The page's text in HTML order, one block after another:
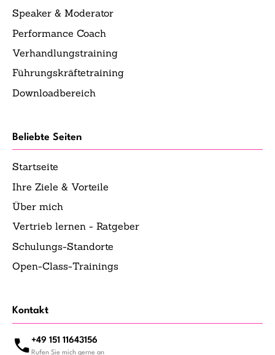
Speaker & Moderator
Performance Coach
Verhandlungstraining
Führungskräftetraining
Downloadbereich
Beliebte Seiten
Startseite
Ihre Ziele & Vorteile
Über mich
Vertrieb lernen - Ratgeber
Schulungs-Standorte
Open-Class-Trainings
Kontakt
+49 151 11643156
Rufen Sie mich gerne an